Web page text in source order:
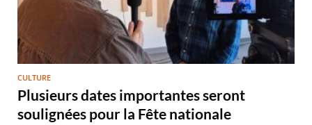
CULTURE
Plusieurs dates importantes seront
soulignées pour la Fête nationale